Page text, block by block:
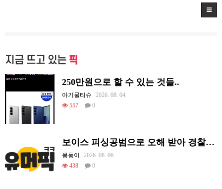
지금 뜨고 있는 픽
250만원으로 할 수 있는 것들..
아기물티슈
2026. 08. 04.
557
0
보이스 피싱공범으로 오해 받아 경찰이 쫓아왔던 썰.
몽둥이
2026. 08. 06.
438
0